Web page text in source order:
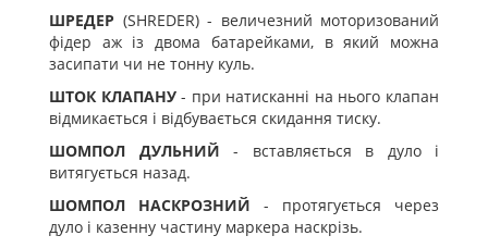
ШРЕДЕР (SHREDER) - величезний моторизований
фідер аж із двома батарейками, в який можна
засипати чи не тонну куль.
ШТОК КЛАПАНУ- при натисканні на нього клапан
відмикається і відбувається скидання тиску.
ШОМПОЛ ДУЛЬНИЙ - вставляється в дуло і
витягується назад.
ШОМПОЛ НАСКРОЗНИЙ - протягується через
дуло і казенну частину маркера наскрізь.